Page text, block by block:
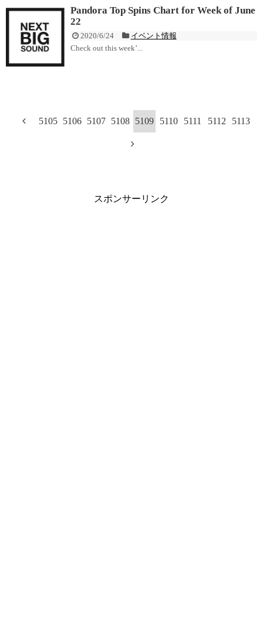
Pandora Top Spins Chart for Week of June
22
2020/6/24
イベント情報
Check out this week’...
5105 5106 5107 5108 5109 5110 5111 5112 5113
スポンサーリンク